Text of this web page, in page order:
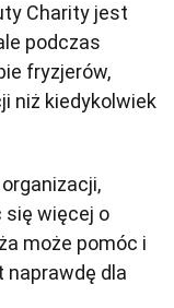
Charity jest
podczas
fryzjerów,
niż kiedykolwiek
się więcej o
może pomóc i
naprawdę dla